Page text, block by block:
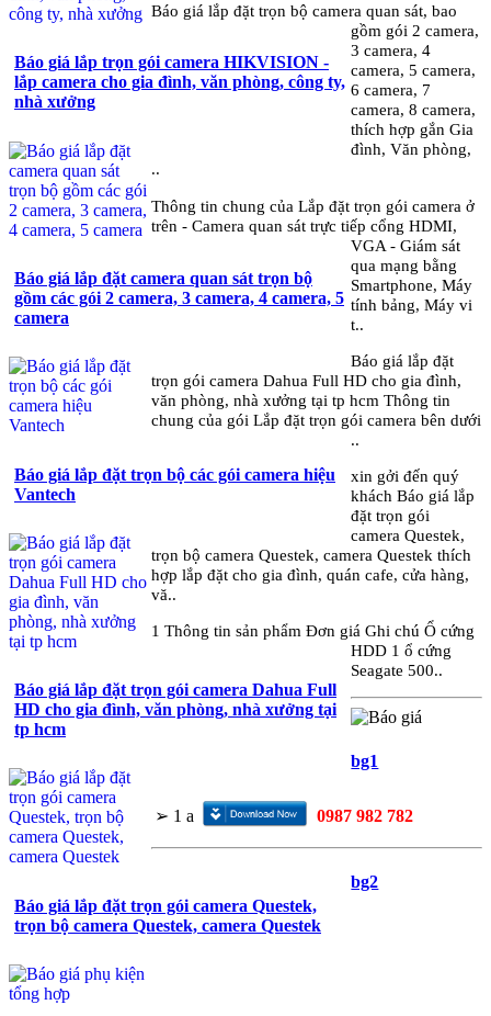
Báo giá lắp trọn gói camera HIKVISION -
lắp camera cho gia đình, văn phòng, công ty,
nhà xưởng
Báo giá lắp đặt camera quan sát trọn bộ
gồm các gói 2 camera, 3 camera, 4 camera, 5
camera
Báo giá lắp đặt trọn bộ camera quan sát, bao
gồm gói 2 camera,
3 camera, 4
camera, 5 camera,
6 camera, 7
camera, 8 camera,
thích hợp gắn Gia
đình, Văn phòng,
..
Báo giá lắp đặt trọn bộ các gói camera hiệu
Vantech
Thông tin chung của Lắp đặt trọn gói camera ở
trên - Camera quan sát trực tiếp cổng HDMI,
VGA - Giám sát
qua mạng bằng
Smartphone, Máy
tính bảng, Máy vi
t..
Báo giá lắp đặt trọn gói camera Dahua Full
HD cho gia đình, văn phòng, nhà xưởng tại
tp hcm
Báo giá lắp đặt
trọn gói camera Dahua Full HD cho gia đình,
văn phòng, nhà xưởng tại tp hcm Thông tin
chung của gói Lắp đặt trọn gói camera bên dưới
..
Báo giá lắp đặt trọn gói camera Questek,
trọn bộ camera Questek, camera Questek
xin gởi đến quý
khách Báo giá lắp
đặt trọn gói
camera Questek,
trọn bộ camera Questek, camera Questek thích
hợp lắp đặt cho gia đình, quán cafe, cửa hàng,
vă..
1 Thông tin sản phẩm Đơn giá Ghi chú Ổ cứng
HDD 1 ổ cứng
Seagate 500..
bg1
➢ 1 a 0987 982 782
bg2